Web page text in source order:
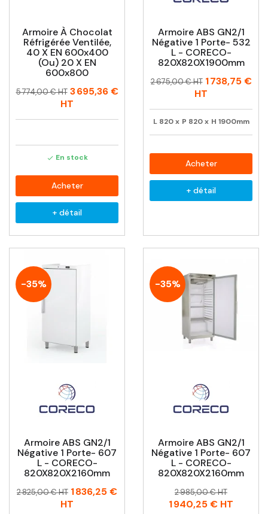
Armoire À Chocolat
Réfrigérée Ventilée,
40 X EN 600x400
(ou) 20 X EN
600x800
Prix
Prix
5 774,00 € HT 3 695,36 €
HT
 En stock
Acheter
+ détail
Armoire ABS GN2/1
Négative 1 Porte- 532
L - CORECO-
820X820X1900mm
Prix
Prix
2 675,00 € HT 1 738,75 €
HT
L 820 x P 820 x H 1900mm
Acheter
+ détail
-35%
Armoire ABS GN2/1
Négative 1 Porte- 607
L - CORECO-
820X820X2160mm
Prix
Prix
2 825,00 € HT 1 836,25 €
HT
-35%
Armoire ABS GN2/1
Négative 1 Porte- 607
L - CORECO-
820X820X2160mm
Prix
Prix
habituel
2 985,00 € HT
1 940,25 € HT